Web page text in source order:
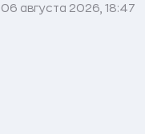
06 августа 2026, 18:47